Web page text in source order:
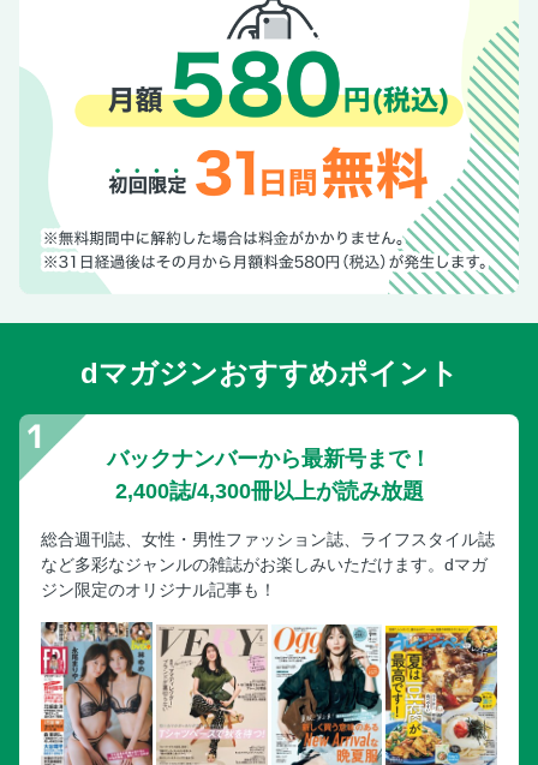
【呼吸機能検査】肺機能
【聴力検査】耳（難聴）
【Ｘ線検査】肺・胃・大腸
【超音波検査】肝臓・胆のう・すい臓・腎臓など
【尿検査】腎機能・糖代謝・肝機能
【便検査】大腸
【問診・聴診・触診】内科一般
がん検診で知っておきたい 受けるべきがん検査と必要のな
いがん検査
COLUMN がんのリスクがわかる？ 「遺伝子検査」本当の
精度
名医が教える 検査項目のメリット＆デメリット オプショ
ン検査編
ピロリ菌感染検査
ＣＴ検査
前立腺がんの検査
乳がんの検査
子宮がんの検査
心臓の検査
dマガジンおすすめポイント
バックナンバーから最新号まで！
2,400誌/4,300冊以上が読み放題
総合週刊誌、女性・男性ファッション誌、ライフスタイル誌
など多彩なジャンルの雑誌がお楽しみいただけます。dマガ
ジン限定のオリジナル記事も！